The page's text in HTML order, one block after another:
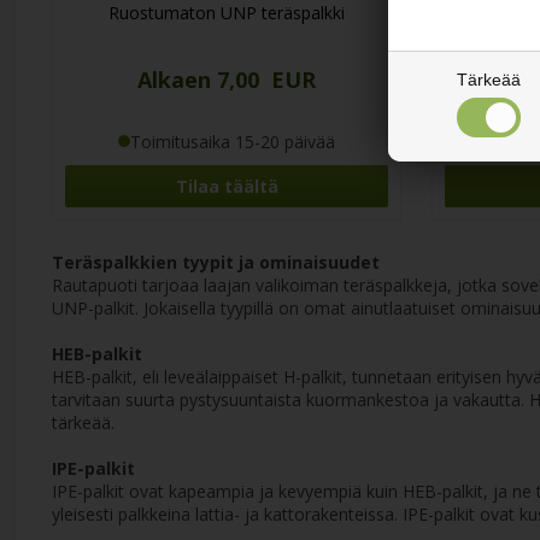
Tärkeää
Ruostumaton UNP teräspalkki
Alkaen 7,00 EUR
Toimitusaika 15-20 päivää
Tilaa täältä
Teräspalkkien tyypit ja ominaisuudet
Rautapuoti tarjoaa laajan valikoiman teräspalkkeja, jotka
UNP-palkit. Jokaisella tyypillä on omat ainutlaatuiset
HEB-palkit
HEB-palkit, eli leveälaippaiset H-palkit, tunnetaan erityisen
tarvitaan suurta pystysuuntaista kuormankestoa ja vakautta.
tärkeää.
IPE-palkit
IPE-palkit ovat kapeampia ja kevyempiä kuin HEB-palkit, ja
yleisesti palkkeina lattia- ja kattorakenteissa. IPE-palkit ovat